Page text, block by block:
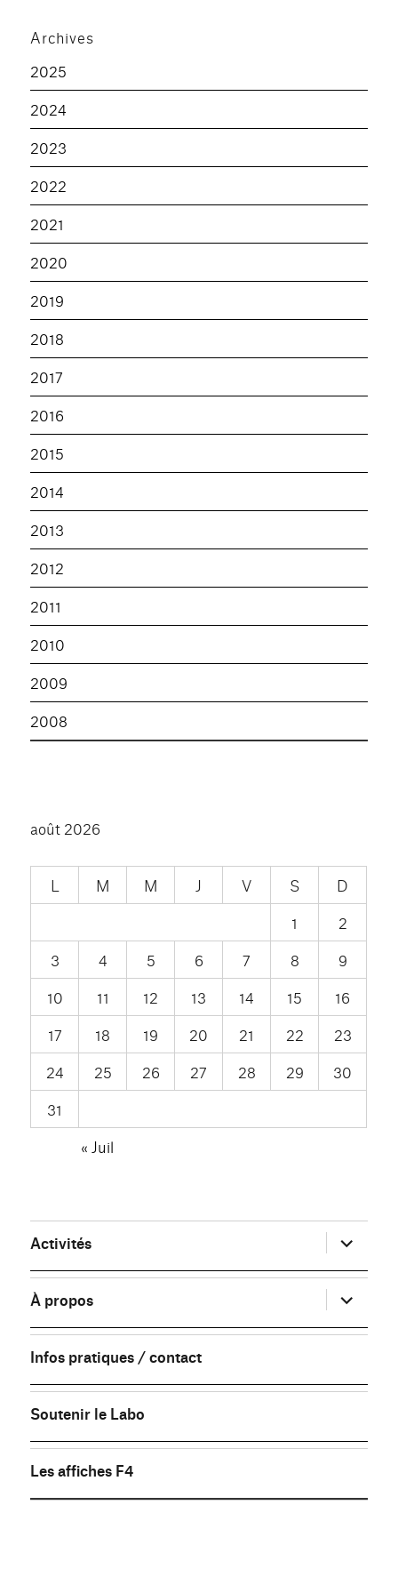
Archives
2025
2024
2023
2022
2021
2020
2019
2018
2017
2016
2015
2014
2013
2012
2011
2010
2009
2008
août 2026
L M M J V S
D
1
2
3
4 5 6 7 8
9
10
11 12 13 14 15
16
17
18 19 20 21 22
23
24
25 26 27 28 29
30
31
« Juil
Activités ouvrir
le
sous-
menu
À propos
ouvrir
le
sous-
menu
Infos pratiques / contact
Soutenir le Labo
Les affiches F4